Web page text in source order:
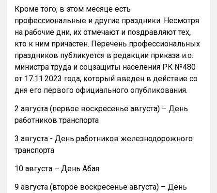
Кроме того, в этом месяце есть
профессиональные и другие праздники. Несмотря
на рабочие дни, их отмечают и поздравляют тех,
кто к ним причастен. Перечень профессиональных
праздников публикуется в редакции приказа и.о.
министра труда и соцзащиты населения РК №480
от 17.11.2023 года, который введен в действие со
дня его первого официального опубликования.
2 августа (первое воскресенье августа) – День
работников транспорта
3 августа - День работников железнодорожного
транспорта
10 августа – День Абая
9 августа (второе воскресенье августа) – День